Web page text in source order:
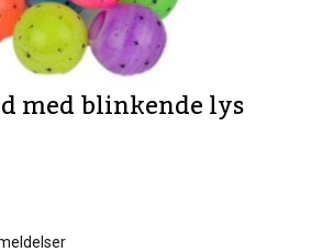
med blinkende lys